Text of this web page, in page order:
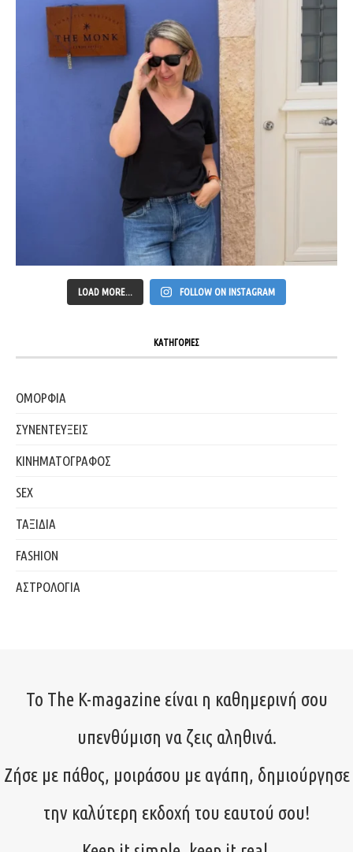
LOAD MORE... FOLLOW ON INSTAGRAM
ΚΑΤΗΓΟΡΙΕΣ
ΟΜΟΡΦΙΑ
ΣΥΝΕΝΤΕΥΞΕΙΣ
ΚΙΝΗΜΑΤΟΓΡΑΦΟΣ
SEX
ΤΑΞΙΔΙΑ
FASHION
ΑΣΤΡΟΛΟΓΙΑ
Το The K-magazine είναι η καθημερινή σου
υπενθύμιση να ζεις αληθινά.
Ζήσε με πάθος, μοιράσου με αγάπη, δημιούργησε
την καλύτερη εκδοχή του εαυτού σου!